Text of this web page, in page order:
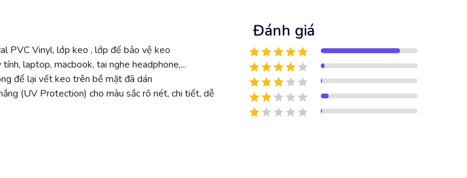
PVC Vinyl, lớp keo , lớp đế bảo vệ keo
laptop, macbook, tai nghe headphone,...
để lại vết keo trên bề mặt đã dán
(UV Protection) cho màu sắc rõ nét, chi tiết, dễ
Đánh giá